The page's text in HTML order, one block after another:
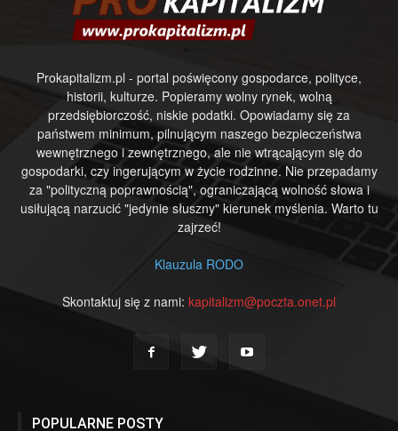
Prokapitalizm.pl - portal poświęcony gospodarce, polityce,
historii, kulturze. Popieramy wolny rynek, wolną
przedsiębiorczość, niskie podatki. Opowiadamy się za
państwem minimum, pilnującym naszego bezpieczeństwa
wewnętrznego i zewnętrznego, ale nie wtrącającym się do
gospodarki, czy ingerującym w życie rodzinne. Nie przepadamy
za "polityczną poprawnością", ograniczającą wolność słowa i
usiłującą narzucić "jedynie słuszny" kierunek myślenia. Warto tu
zajrzeć!
Klauzula RODO
Skontaktuj się z nami: kapitalizm@poczta.onet.pl
POPULARNE POSTY